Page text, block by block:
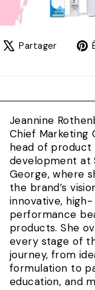
Partager
Tweet
Jeannine
Chief Marketing
head of product
development at
George, where
the brand’s
innovative, high-
performance
products. She
every stage of
journey, from
formulation to
education, and